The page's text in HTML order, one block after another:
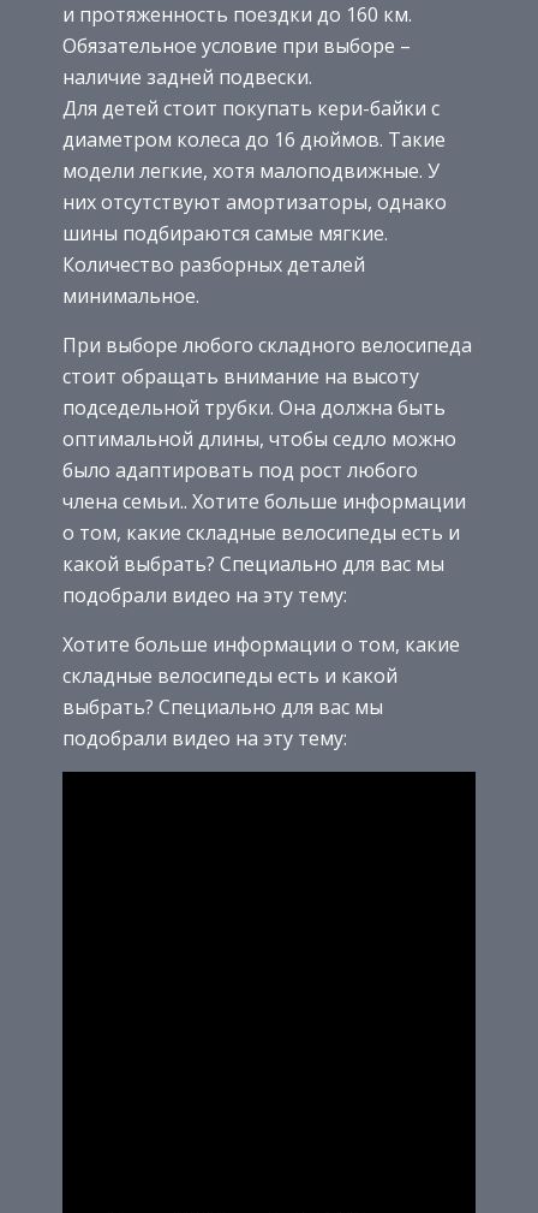
и протяженность поездки до 160 км.
Обязательное условие при выборе –
наличие задней подвески.
Для детей стоит покупать кери-байки с
диаметром колеса до 16 дюймов. Такие
модели легкие, хотя малоподвижные. У
них отсутствуют амортизаторы, однако
шины подбираются самые мягкие.
Количество разборных деталей
минимальное.
При выборе любого складного велосипеда
стоит обращать внимание на высоту
подседельной трубки. Она должна быть
оптимальной длины, чтобы седло можно
было адаптировать под рост любого
члена семьи.. Хотите больше информации
о том, какие складные велосипеды есть и
какой выбрать? Специально для вас мы
подобрали видео на эту тему:
Хотите больше информации о том, какие
складные велосипеды есть и какой
выбрать? Специально для вас мы
подобрали видео на эту тему: